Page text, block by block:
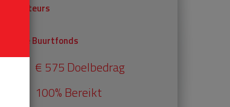
Donateurs
Univé Buurtfonds
€ 575 Doelbedrag
100% Bereikt